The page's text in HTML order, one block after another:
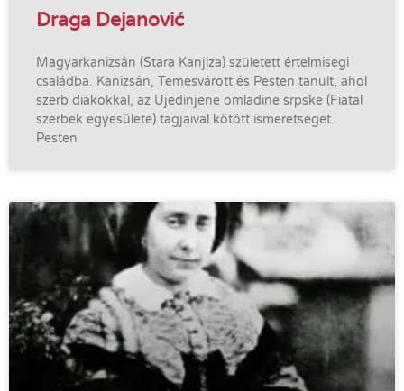
Draga Dejanović
Magyarkanizsán (Stara Kanjiza) született értelmiségi
családba. Kanizsán, Temesvárott és Pesten tanult, ahol
szerb diákokkal, az Ujedinjene omladine srpske (Fiatal
szerbek egyesülete) tagjaival kötött ismeretséget.
Pesten